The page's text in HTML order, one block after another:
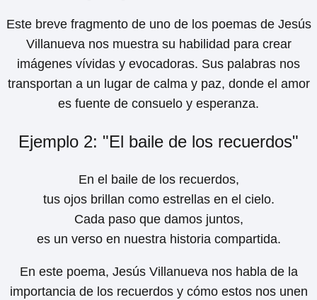
Este breve fragmento de uno de los poemas de Jesús
Villanueva nos muestra su habilidad para crear
imágenes vívidas y evocadoras. Sus palabras nos
transportan a un lugar de calma y paz, donde el amor
es fuente de consuelo y esperanza.
Ejemplo 2: "El baile de los recuerdos"
En el baile de los recuerdos,
tus ojos brillan como estrellas en el cielo.
Cada paso que damos juntos,
es un verso en nuestra historia compartida.
En este poema, Jesús Villanueva nos habla de la
importancia de los recuerdos y cómo estos nos unen